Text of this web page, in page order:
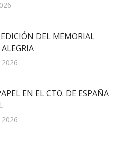
DEL MEMORIAL
ALEGRIA
EN EL CTO. DE ESPAÑA